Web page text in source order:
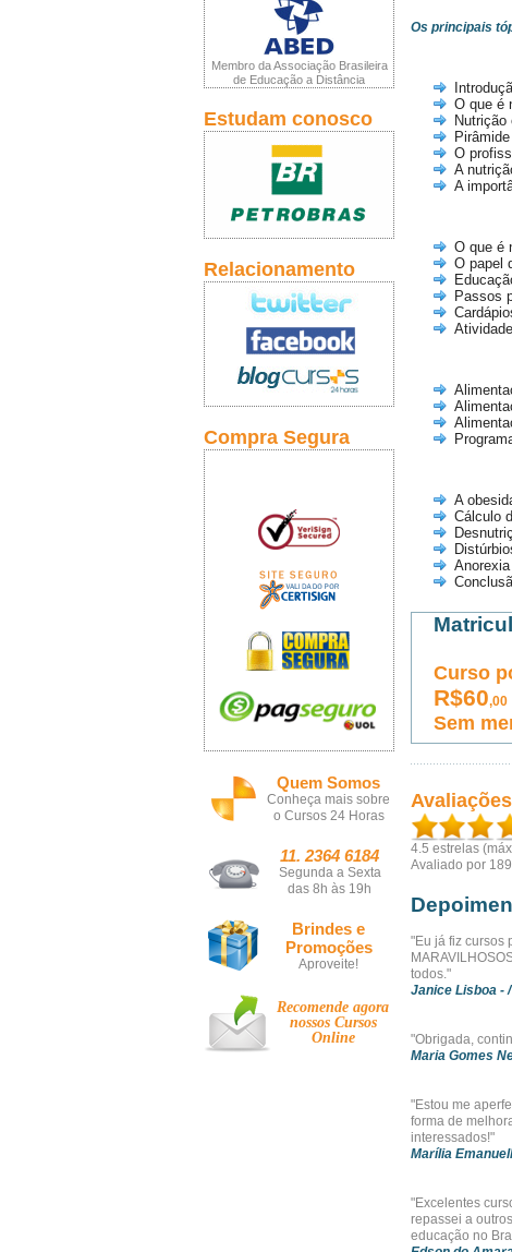
Membro da Associação Brasileira
de Educação a Distância
Estudam conosco
Relacionamento
Compra Segura
Quem Somos
Conheça mais sobre
o Cursos 24 Horas
11. 2364 6184
Segunda a Sexta
das 8h às 19h
Brindes e
Promoções
Aproveite!
Recomende agora
nossos Cursos
Online
Os principais
O que é
Nutrição
O
A
A
O que é
O papel
Passos
A
Cálculo
Curso
R$60,00
Sem
4.5 estrelas
Avaliado por 189
"Eu já fiz cursos
todos."
Janice Lisboa - /
"Obrigada,
Maria Gomes
"Estou me
forma de
interessados!"
Marília
"Excelentes
repassei a
educação no